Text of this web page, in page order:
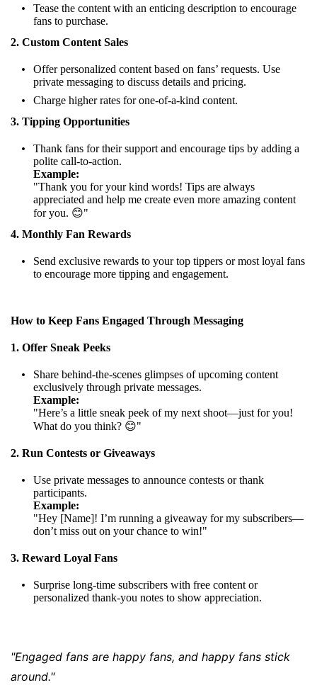
Tease the content with an enticing description to encourage
fans to purchase.
2. Custom Content Sales
Offer personalized content based on fans’ requests. Use
private messaging to discuss details and pricing.
Charge higher rates for one-of-a-kind content.
3. Tipping Opportunities
Thank fans for their support and encourage tips by adding a
polite call-to-action.
Example:
"Thank you for your kind words! Tips are always
appreciated and help me create even more amazing content
for you. 😊"
4. Monthly Fan Rewards
Send exclusive rewards to your top tippers or most loyal fans
to encourage more tipping and engagement.
How to Keep Fans Engaged Through Messaging
1. Offer Sneak Peeks
Share behind-the-scenes glimpses of upcoming content
exclusively through private messages.
Example:
"Here’s a little sneak peek of my next shoot—just for you!
What do you think? 😊"
2. Run Contests or Giveaways
Use private messages to announce contests or thank
participants.
Example:
"Hey [Name]! I’m running a giveaway for my subscribers—
don’t miss out on your chance to win!"
3. Reward Loyal Fans
Surprise long-time subscribers with free content or
personalized thank-you notes to show appreciation.
"Engaged fans are happy fans, and happy fans stick
around."